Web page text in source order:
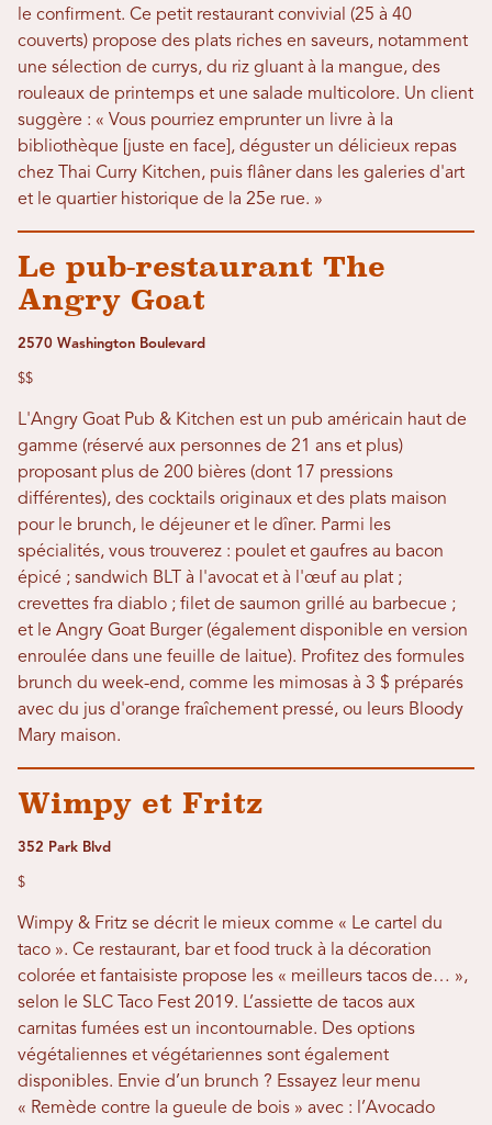
le confirment. Ce petit restaurant convivial (25 à 40
couverts) propose des plats riches en saveurs, notamment
une sélection de currys, du riz gluant à la mangue, des
rouleaux de printemps et une salade multicolore. Un client
suggère : « Vous pourriez emprunter un livre à la
bibliothèque [juste en face], déguster un délicieux repas
chez Thai Curry Kitchen, puis flâner dans les galeries d'art
et le quartier historique de la 25e rue. »
Le pub-restaurant The
Angry Goat
2570 Washington Boulevard
$$
L'Angry Goat Pub & Kitchen est un pub américain haut de
gamme (réservé aux personnes de 21 ans et plus)
proposant plus de 200 bières (dont 17 pressions
différentes), des cocktails originaux et des plats maison
pour le brunch, le déjeuner et le dîner. Parmi les
spécialités, vous trouverez : poulet et gaufres au bacon
épicé ; sandwich BLT à l'avocat et à l'œuf au plat ;
crevettes fra diablo ; filet de saumon grillé au barbecue ;
et le Angry Goat Burger (également disponible en version
enroulée dans une feuille de laitue). Profitez des formules
brunch du week-end, comme les mimosas à 3 $ préparés
avec du jus d'orange fraîchement pressé, ou leurs Bloody
Mary maison.
Wimpy et Fritz
352 Park Blvd
$
Wimpy & Fritz se décrit le mieux comme « Le cartel du
taco ». Ce restaurant, bar et food truck à la décoration
colorée et fantaisiste propose les « meilleurs tacos de… »,
selon le SLC Taco Fest 2019. L’assiette de tacos aux
carnitas fumées est un incontournable. Des options
végétaliennes et végétariennes sont également
disponibles. Envie d’un brunch ? Essayez leur menu
« Remède contre la gueule de bois » avec : l’Avocado